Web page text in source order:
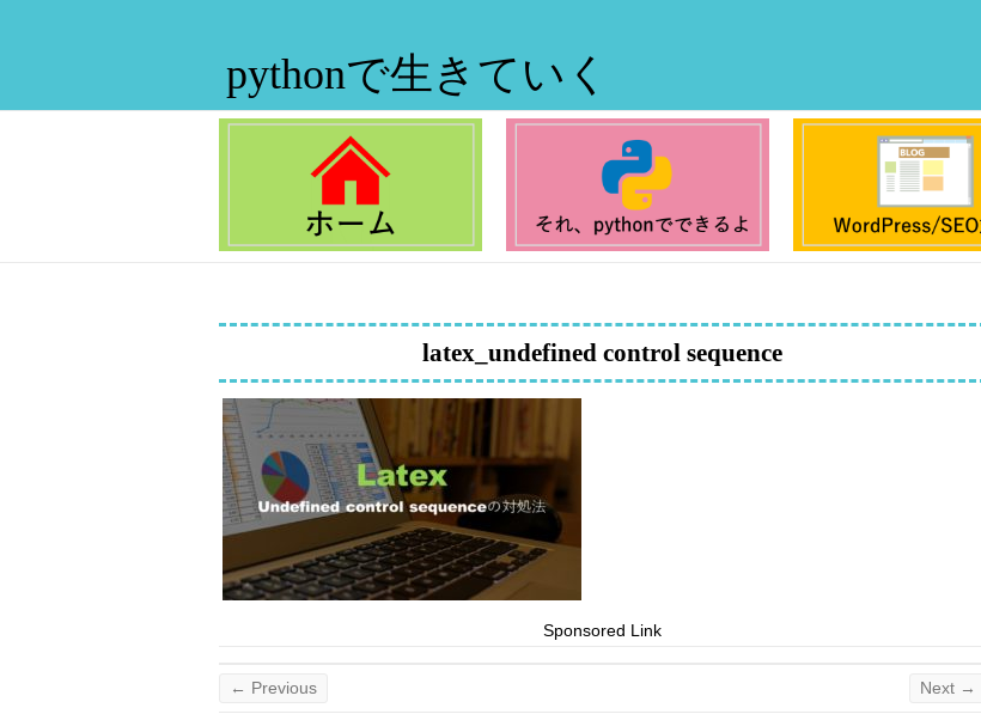
pythonで生きていく
latex_undefined control sequence
Sponsored Link
← Previous Next →